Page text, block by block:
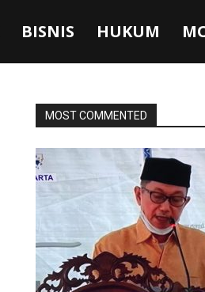
BISNIS HUKUM
MOST COMMENTED